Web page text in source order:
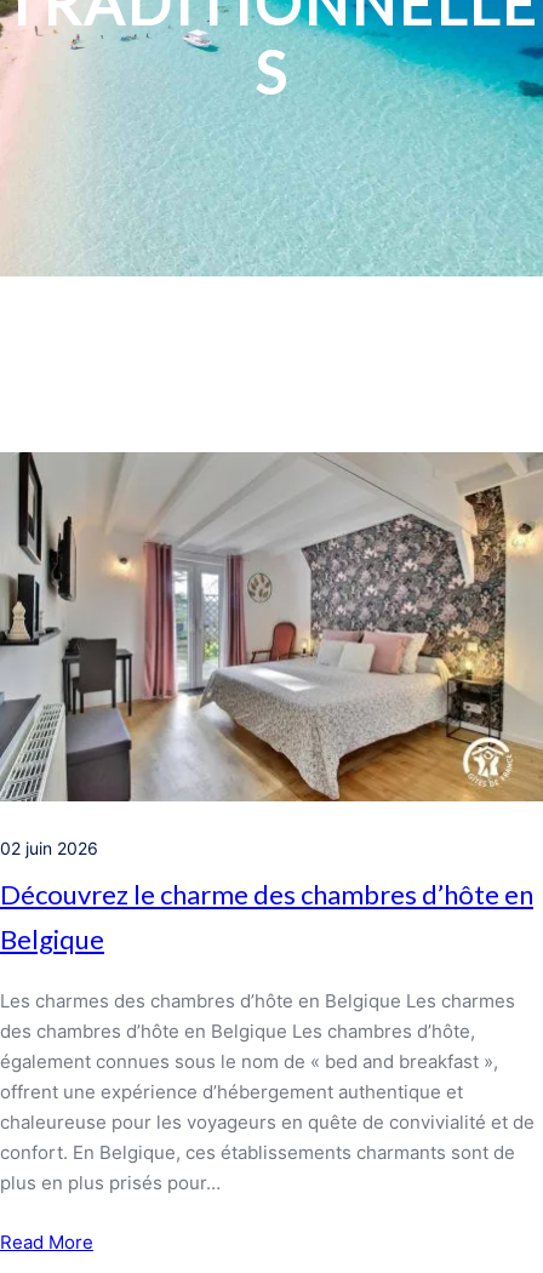
S
02 juin 2026
Découvrez le charme des chambres d’hôte en
Belgique
Les charmes des chambres d’hôte en Belgique Les charmes
des chambres d’hôte en Belgique Les chambres d’hôte,
également connues sous le nom de « bed and breakfast »,
offrent une expérience d’hébergement authentique et
chaleureuse pour les voyageurs en quête de convivialité et de
confort. En Belgique, ces établissements charmants sont de
plus en plus prisés pour…
Read More